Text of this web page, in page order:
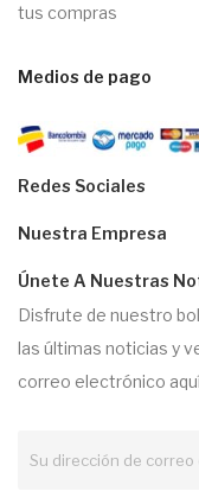
tus compras
Medios de pago
Redes Sociales
Nuestra Empresa
Únete A Nuestras
Disfrute de nuestro
las últimas noticias y
correo electrónico